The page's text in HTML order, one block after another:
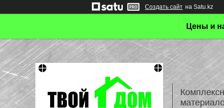
Создать сайт на Satu.kz
Цены и